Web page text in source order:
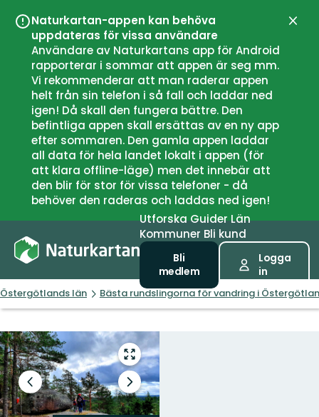
Naturkartan-appen kan behöva
uppdateras för vissa användare
Användare av Naturkartans app för Android
rapporterar i sommar att appen är seg mm.
Vi rekommenderar att man raderar appen
helt från sin telefon i så fall och laddar ned
igen! Då skall den fungera bättre. Den
befintliga appen skall ersättas av en ny app
efter sommaren. Den gamla appen laddar
all data för hela landet lokalt i appen (för
att klara offline-läge) men det innebär att
den blir för stor för vissa telefoner - då
behöver den raderas och laddas ned igen!
UtforskaGuiderLän
Kommuner Bli kund
Bli
medlem
Logga
in
Östergötlands län Bästa rundslingorna för vandring i
Gå
till
helskärmsläge
Föregående
bild
Nästa
bildspel